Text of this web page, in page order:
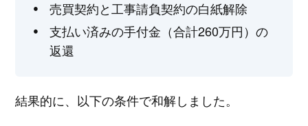
売買契約と工事請負契約の白紙解除
支払い済みの手付金（合計260万円）の
返還
結果的に、以下の条件で和解しました。